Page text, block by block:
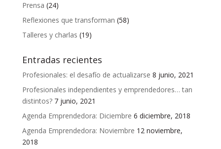
Prensa (24)
Reflexiones que transforman (58)
Talleres y charlas (19)
Entradas recientes
Profesionales: el desafío de actualizarse 8 junio, 2021
Profesionales independientes y emprendedores… tan
distintos? 7 junio, 2021
Agenda Emprendedora: Diciembre 6 diciembre, 2018
Agenda Emprendedora: Noviembre 12 noviembre,
2018